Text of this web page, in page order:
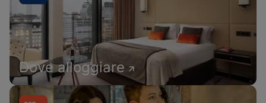
Dove alloggiare